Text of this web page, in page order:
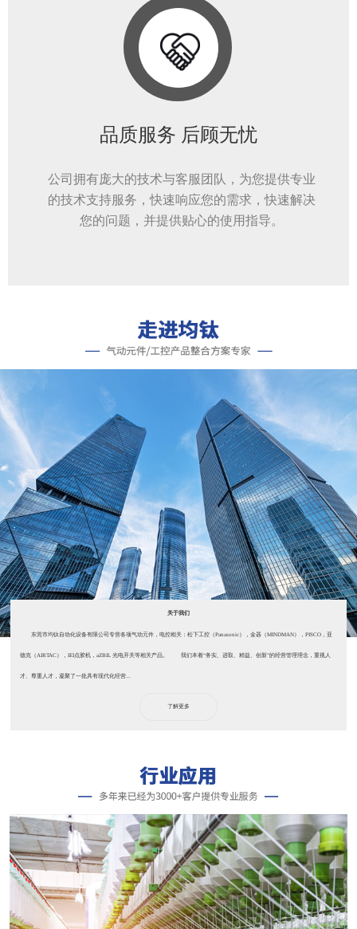
品质服务 后顾无忧
公司拥有庞大的技术与客服团队，为您提供专业
的技术支持服务，快速响应您的需求，快速解决
您的问题，并提供贴心的使用指导。
关于我们
东莞市均钛自动化设备有限公司专营各项气动元件，电控相关：松下工控（Panasonic），金器（MINDMAN），PISCO，亚
德克（AIRTAC），IEI点胶机，aZBIL 光电开关等相关产品。 我们本着“务实、进取、精益、创新”的经营管理理念，重视人
才、尊重人才，凝聚了一批具有现代化经营...
了解更多